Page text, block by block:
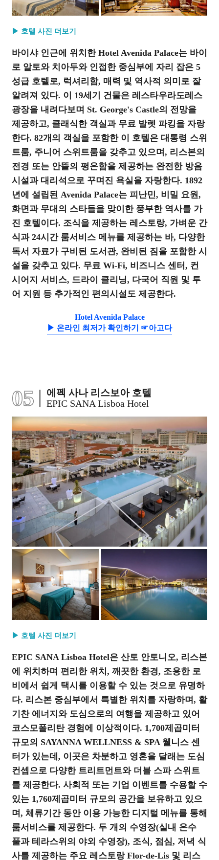
▶ 호텔 사진 더보기
바이샤 인근에 위치한 Hotel Avenida Palace는 바이
로 알토와 치아두와 인접한 중심부에 자리 잡은 5
성급 호텔로, 럭셔리함, 매력 및 역사적 의미로 잘
알려져 있다. 이 19세기 건물은 레스타우라도레스
광장을 내려다보며 St. George's Castle의 전망을
제공하고, 클래식한 객실과 무료 발렛 파킹을 자랑
한다. 82개의 객실을 포함한 이 호텔은 대통령 스위
트룸, 주니어 스위트룸을 갖추고 있으며, 리스본의
전경 또는 안뜰의 평온함을 제공하는 완전한 방음
시설과 대리석으로 꾸며진 욕실을 자랑한다. 1892
년에 설립된 Avenida Palace는 피난민, 비밀 요원,
화면과 무대의 스타들을 맞이한 풍부한 역사를 가
진 호텔이다. 조식을 제공하는 레스토랑, 가벼운 간
식과 24시간 룸서비스 메뉴를 제공하는 바, 다양한
독서 자료가 구비된 도서관, 완비된 짐을 포함한 시
설을 갖추고 있다. 무료 Wi-Fi, 비즈니스 센터, 컨
시어지 서비스, 드라이 클리닝, 다국어 직원 및 투
어 지원 등 추가적인 편의시설도 제공한다.
Hotel Avenida Palace
▶ 온라인 최저가 확인하기 ☞아고다
05
에펙 사나 리스보아 호텔
EPIC SANA Lisboa Hotel
▶ 호텔 사진 더보기
EPIC SANA Lisboa Hotel은 산토 안토니오, 리스본
에 위치하며 편리한 위치, 깨끗한 환경, 조용한 로
비에서 쉽게 택시를 이용할 수 있는 것으로 유명하
다. 리스본 중심부에서 특별한 위치를 자랑하며, 활
기찬 에너지와 도심으로의 여행을 제공하고 있어
코스모폴리탄 경험에 이상적이다. 1,700제곱미터
규모의 SAYANNA WELLNESS & SPA 웰니스 센
터가 있는데, 이곳은 차분하고 영혼을 달래는 도심
컨셉으로 다양한 트리트먼트와 더블 스파 스위트
를 제공한다. 사회적 또는 기업 이벤트를 수용할 수
있는 1,760제곱미터 규모의 공간을 보유하고 있으
며, 체류기간 동안 이용 가능한 디지털 메뉴를 통해
룸서비스를 제공한다. 두 개의 수영장(실내 온수
풀과 테라스위의 야외 수영장), 조식, 점심, 저녁 식
사를 제공하는 주요 레스토랑 Flor-de-Lis 및 리스